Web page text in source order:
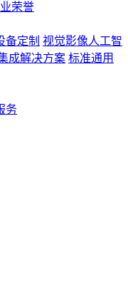
荣誉
备定制 视觉影像人工智
成解决方案 标准通用
务